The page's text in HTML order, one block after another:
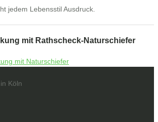
jedem Lebensstil Ausdruck.
mit Rathscheck-Naturschiefer
Köln